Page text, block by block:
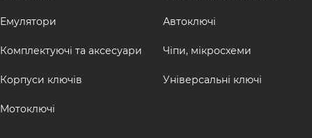
Емулятори
Комплектуючі та аксесуари
Корпуси ключів
Мотоключі
Автоключі
Чіпи, мікросхеми
Універсальні ключі